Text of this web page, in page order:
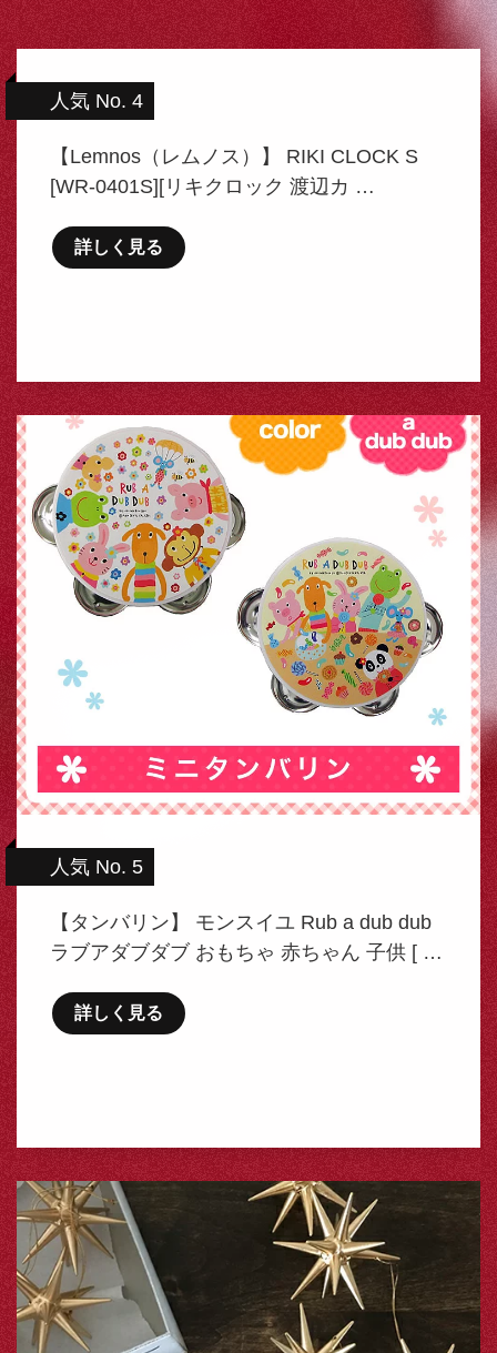
人気 No. 4
【Lemnos（レムノス）】 RIKI CLOCK S
[WR-0401S][リキクロック 渡辺カ …
詳しく見る
人気 No. 5
【タンバリン】 モンスイユ Rub a dub dub
ラブアダブダブ おもちゃ 赤ちゃん 子供 [ …
詳しく見る